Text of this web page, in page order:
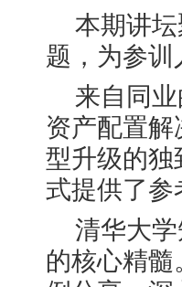
本期讲
题，为参
来自同
资产配置
型升级的独
式提供了参
清华大
的核心精